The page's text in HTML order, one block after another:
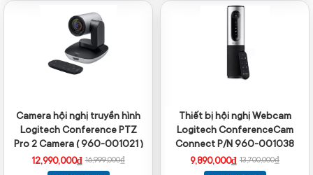
Camera hội nghị truyền hình
Logitech Conference PTZ
Pro 2 Camera ( 960-001021 )
12,990,000₫ 16,999,000₫
Thiết bị hội nghị Webcam
Logitech ConferenceCam
Connect P/N 960-001038
9,890,000₫ 13,700,000₫